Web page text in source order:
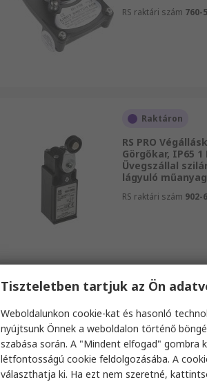
RS raktári szám 760-
Raktáron
RS PRO
Görgőkar, IP65 1
Üvegszállal
lágyuló műanyag
RS raktári szám 902-
Raktáron
RS PRO
Tekercsrugó,
NC Cink ötvözet
RS raktári szám902-
Tiszteletben tartjuk az Ön
Weboldalunkon cookie-kat és hasonló
nyújtsunk Önnek a weboldalon történő
szabása során. A "Mindent elfogad" gombra
létfontosságú cookie feldolgozásába. A
választhatja ki. Ha ezt nem szeretné,